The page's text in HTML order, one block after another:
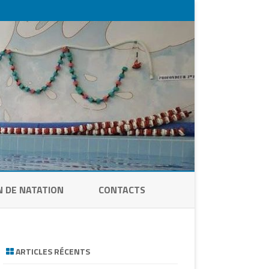
DE NATATION CONTACTS
ARTICLES RÉCENTS